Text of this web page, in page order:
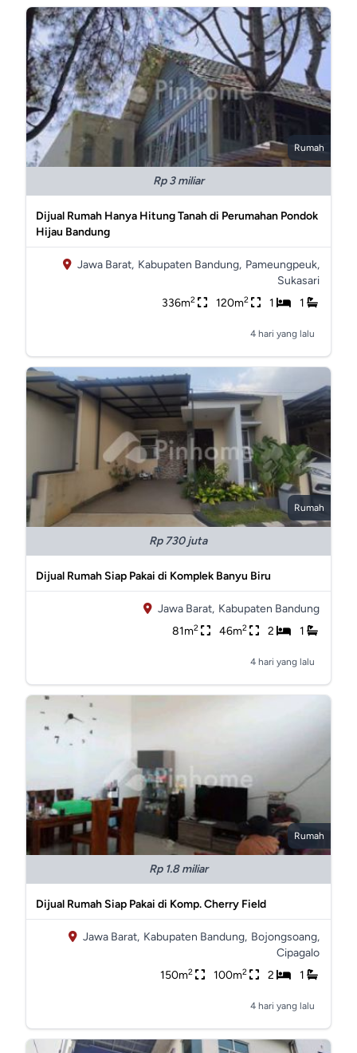
Rumah
Rp 3 miliar
Dijual Rumah Hanya Hitung Tanah di Perumahan Pondok
Hijau Bandung
Jawa Barat, Kabupaten Bandung, Pameungpeuk,
Sukasari
336m2 120m2 1 1
4 hari yang lalu
Rumah
Rp 730 juta
Dijual Rumah Siap Pakai di Komplek Banyu Biru
Jawa Barat, Kabupaten Bandung
81m2 46m2 2 1
4 hari yang lalu
Rumah
Rp 1.8 miliar
Dijual Rumah Siap Pakai di Komp. Cherry Field
Jawa Barat, Kabupaten Bandung, Bojongsoang,
Cipagalo
150m2 100m2 2 1
4 hari yang lalu